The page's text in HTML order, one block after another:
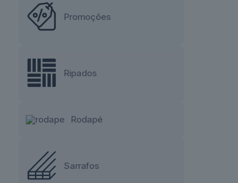
Promoções
Ripados
Rodapé
Sarrafos